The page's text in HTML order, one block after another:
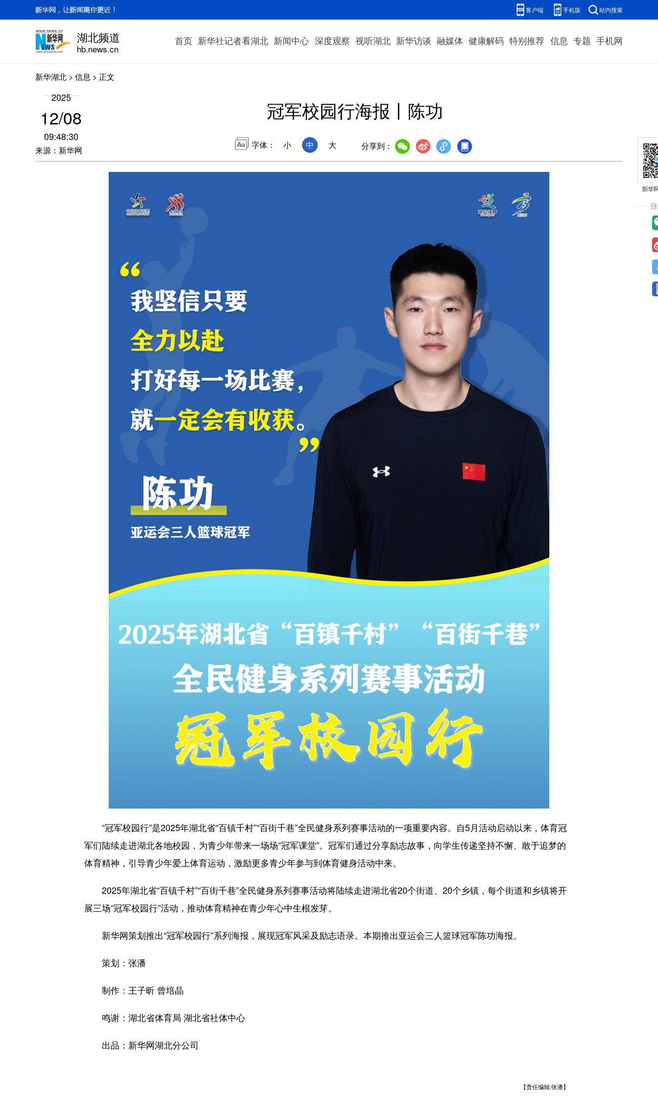
客户端 手机版 站内搜索
湖北频道
hb.news.cn
首页 新华社记者看湖北 新闻中心 深度观察 视听湖北 新华访谈 融媒体 健康解码 特别推荐 信息 专题 手机网
新华湖北 > 信息 > 正文
2025
12/08
09:48:30
来源：新华网
冠军校园行海报丨陈功
字体： 小 中 大 分享到：
“冠军校园行”是2025年湖北省“百镇千村”“百街千巷”全民健身系列赛事活动的一项重要内容。自5月活动启动以来，体育冠
军们陆续走进湖北各地校园，为青少年带来一场场“冠军课堂”。冠军们通过分享励志故事，向学生传递坚持不懈、敢于追梦的
体育精神，引导青少年爱上体育运动，激励更多青少年参与到体育健身活动中来。
2025年湖北省“百镇千村”“百街千巷”全民健身系列赛事活动将陆续走进湖北省20个街道、20个乡镇，每个街道和乡镇将开
展三场“冠军校园行”活动，推动体育精神在青少年心中生根发芽。
新华网策划推出“冠军校园行”系列海报，展现冠军风采及励志语录。本期推出亚运会三人篮球冠军陈功海报。
策划：张潘
制作：王子昕 曾培晶
鸣谢：湖北省体育局 湖北省社体中心
出品：新华网湖北分公司
【责任编辑:张潘】